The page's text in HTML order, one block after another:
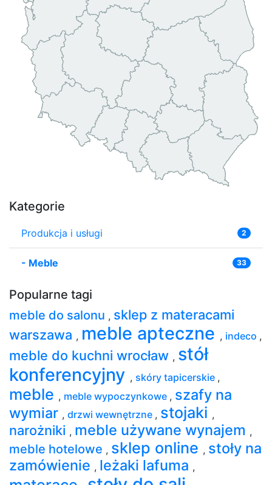
Kategorie
Produkcja i usługi 2
- Meble 33
Popularne tagi
meble do salonu , sklep z materacami
warszawa , meble apteczne , indeco ,
meble do kuchni wrocław , stół
konferencyjny , skóry tapicerskie ,
meble , meble wypoczynkowe , szafy na
wymiar , drzwi wewnętrzne , stojaki ,
narożniki , meble używane wynajem ,
meble hotelowe , sklep online , stoły na
zamówienie , leżaki lafuma ,